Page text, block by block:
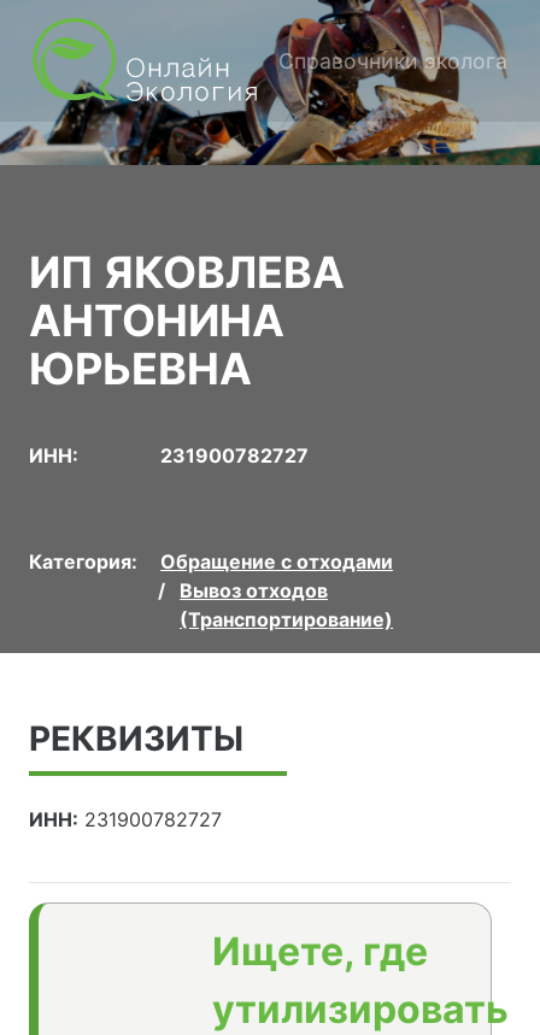
Справочники эколога
ИП ЯКОВЛЕВА
АНТОНИНА
ЮРЬЕВНА
ИНН: 231900782727
Категория:
Обращение с отходами
Вывоз отходов
(Транспортирование)
РЕКВИЗИТЫ
ИНН: 231900782727
Ищете, где
утилизировать